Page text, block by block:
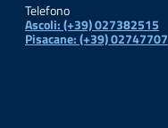
Telefono
Ascoli: (+39) 027382515
Pisacane: (+39) 02747707